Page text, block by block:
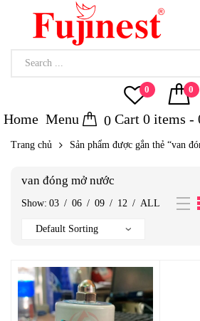
0 0
Home Menu 0 Cart 0 items -
Trang chủ Sản phẩm được gắn thẻ “van
van đóng mở nước
Show: 03 / 06 / 09 / 12 / ALL